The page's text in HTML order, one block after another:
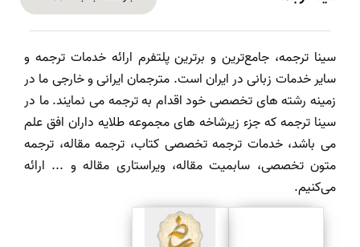
سینا ترجمه، جامع‌ترین و برترین پلتفرم ارائه خدمات ترجمه و
سایر خدمات زبانی در ایران است. مترجمان ایرانی و خارجی ما در
زمینه رشته های تخصصی خود اقدام به ترجمه می نمایند. ما در
سینا ترجمه که جزء زیرشاخه های مجموعه طلایه داران افق علم
می باشد، خدمات ترجمه تخصصی کتاب، ترجمه مقاله، ترجمه
متون تخصصی، سابمیت مقاله، ویراستاری مقاله و ... ارائه
می‌کنیم.